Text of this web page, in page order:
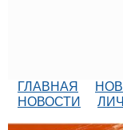
ГЛАВНАЯ
НОВОСТИ